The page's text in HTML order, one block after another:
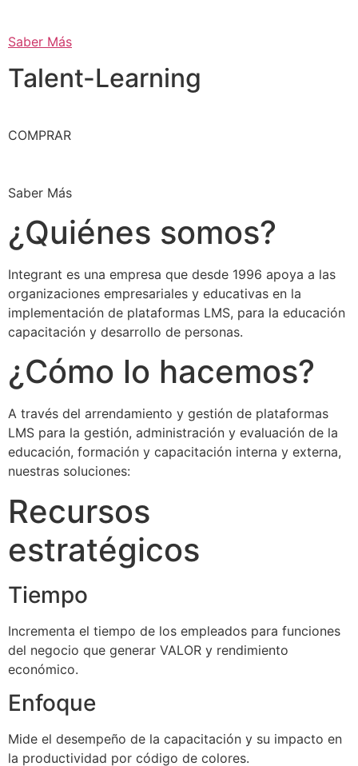
Saber Más
Talent-Learning
COMPRAR
Saber Más
¿Quiénes somos?
Integrant es una empresa que desde 1996 apoya a las
organizaciones empresariales y educativas en la
implementación de plataformas LMS, para la educación
capacitación y desarrollo de personas.
¿Cómo lo hacemos?
A través del arrendamiento y gestión de plataformas
LMS para la gestión, administración y evaluación de la
educación, formación y capacitación interna y externa,
nuestras soluciones:
Recursos
estratégicos
Tiempo
Incrementa el tiempo de los empleados para funciones
del negocio que generar VALOR y rendimiento
económico.
Enfoque
Mide el desempeño de la capacitación y su impacto en
la productividad por código de colores.